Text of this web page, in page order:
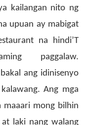
kailangan nito ng
upuan ay mabigat
na hindi’T
paggalaw.
ang idinisenyo
kalawang.Ang mga
maaari mong bilhin
laki nang walang